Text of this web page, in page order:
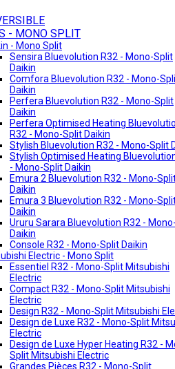
- MONO SPLIT
- Mono Split
Sensira Bluevolution R32 - Mono-Split
Daikin
Comfora Bluevolution R32 - Mono-
Daikin
Perfera Bluevolution R32 - Mono-Split
Daikin
Perfera Optimised Heating
R32 - Mono-Split Daikin
Stylish Bluevolution R32 - Mono-Split
Stylish Optimised Heating
- Mono-Split Daikin
Emura 2 Bluevolution R32 - Mono-
Daikin
Emura 3 Bluevolution R32 - Mono-
Daikin
Ururu Sarara Bluevolution R32 -
Daikin
Console R32 - Mono-Split Daikin
Electric - Mono Split
Essentiel R32 - Mono-Split Mitsubishi
Electric
Compact R32 - Mono-Split Mitsubishi
Electric
Design R32 - Mono-Split Mitsubishi
Design de Luxe R32 - Mono-Split
Electric
Design de Luxe Hyper Heating R32 -
Split Mitsubishi Electric
Grandes Pièces R32 - Mono-Split